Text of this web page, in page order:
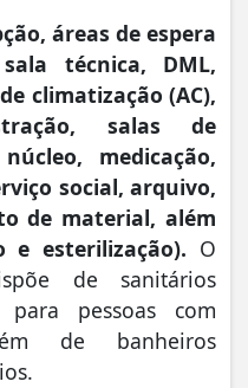
áreas de espera
técnica, DML,
climatização (AC),
salas de
medicação,
social, arquivo,
de material, além
e esterilização). O
de sanitários
pessoas com
de banheiros